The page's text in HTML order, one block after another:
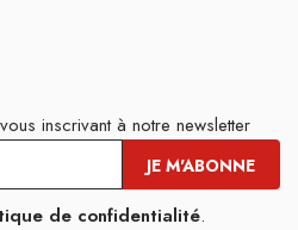
inscrivant à notre newsletter
de confidentialité.